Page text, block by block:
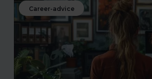
Career-advice